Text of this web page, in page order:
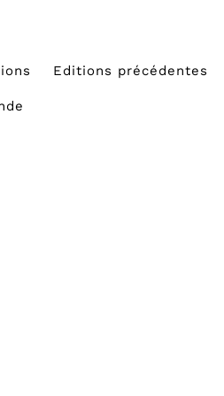
Editions précédentes